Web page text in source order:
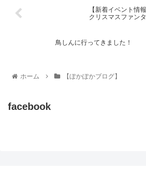
【新着イベント情
クリスマスファン
鳥しんに行ってきました！
ホーム 【ぽかぽかブログ】
facebook